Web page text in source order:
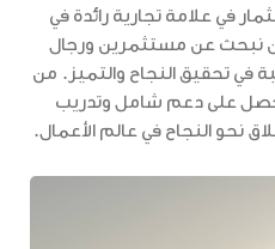
في علامة تجارية رائدة في
نبحث عن مستثمرين ورجال
في تحقيق النجاح والتميز. من
ستحصل على دعم شامل وتدريب
نحو النجاح في عالم الأعمال.